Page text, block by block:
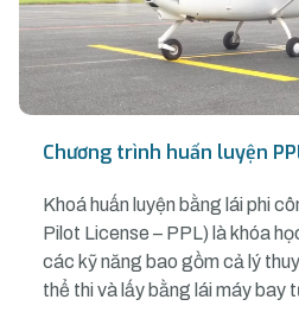
Chương trình huấn luyện
Khoá huấn luyện bằng lái phi
Pilot License – PPL) là khóa
các kỹ năng bao gồm cả lý
thể thi và lấy bằng lái máy bay